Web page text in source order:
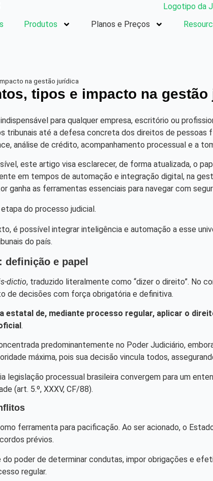
Produtos Planos e Preços
na gestão jurídica
tipos e impacto na
para qualquer empresa, escritório ou
tribunais até a defesa concreta dos direitos de
análise de crédito, acompanhamento processual e a
este artigo visa esclarecer, de forma atualizada, o
em tempos de automação e integração digital, na
ganha as ferramentas essenciais para navegar com
do processo judicial.
é possível integrar inteligência e automação a esse
do país.
definição e papel
dictio, traduzido literalmente como “dizer o direito”. No
de decisões com força obrigatória e definitiva.
estatal de, mediante processo regular, aplicar o
.
predominantemente no Poder Judiciário,
máxima, pois sua decisão vincula todos,
legislação processual brasileira convergem para um
(art. 5.º, XXXV, CF/88).
ferramenta para pacificação. Ao ser acionado, o
prévios.
poder de determinar condutas, impor obrigações e
regular.